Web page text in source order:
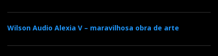
Wilson Audio Alexia V – maravilhosa obra de arte